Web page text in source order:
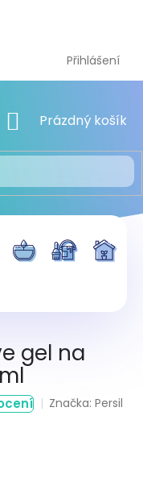
Přihlášení
NÁKUPNÍ KOŠÍK
Prázdný košík
gel na
Značka:Persil